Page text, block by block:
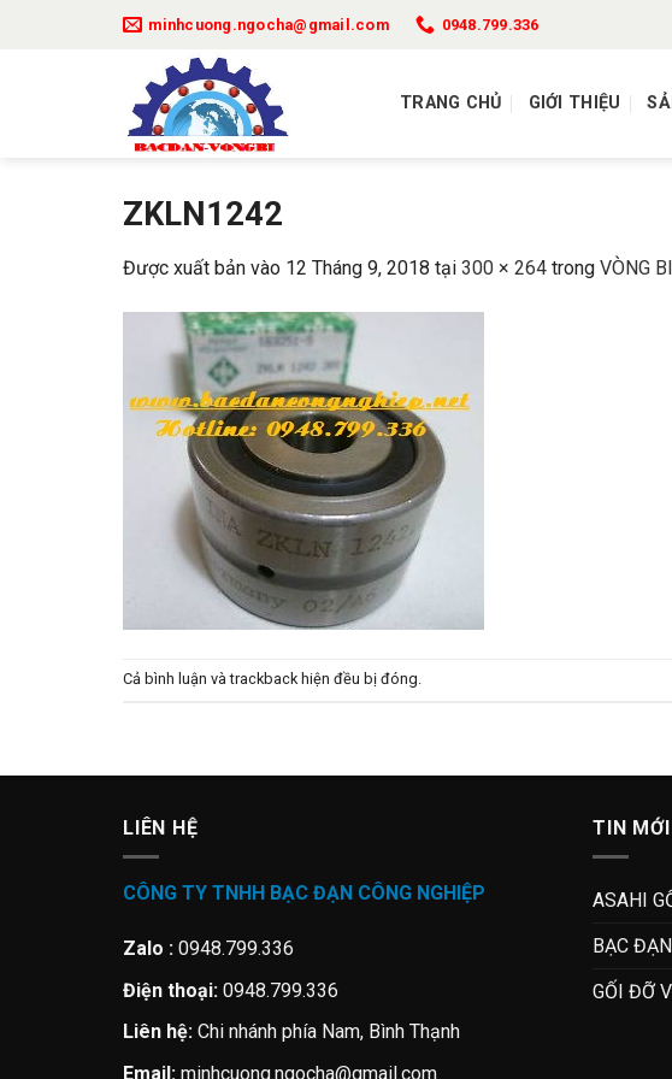
minhcuong.ngocha@gmail.com 0948.799.336
TRANG CHỦ GIỚI THIỆU
ZKLN1242
Được xuất bản vào 12 Tháng 9, 2018 tại 300 × 264 trong VÒNG
Cả bình luận và trackback hiện đều bị đóng.
LIÊN HỆ
CÔNG TY TNHH BẠC ĐẠN CÔNG NGHIỆP
Zalo : 0948.799.336
Điện thoại: 0948.799.336
Liên hệ: Chi nhánh phía Nam, Bình Thạnh
Email: minhcuong.ngocha@gmail.com
TIN MỚI
ASAHI
BẠC
GỐI ĐỠ